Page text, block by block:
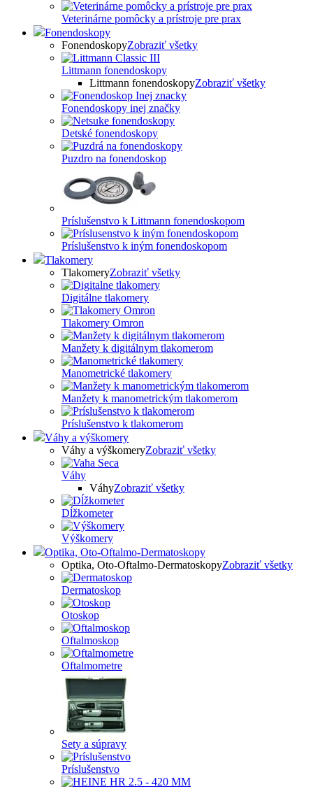
Veterinárne pomôcky a prístroje pre prax
Fonendoskopy
FonendoskopyZobraziť všetky
Littmann fonendoskopy
Littmann fonendoskopyZobraziť všetky
Fonendoskopy inej značky
Detské fonendoskopy
Puzdro na fonendoskop
Príslušenstvo k Littmann fonendoskopom
Príslušenstvo k iným fonendoskopom
Tlakomery
TlakomeryZobraziť všetky
Digitálne tlakomery
Tlakomery Omron
Manžety k digitálnym tlakomerom
Manometrické tlakomery
Manžety k manometrickým tlakomerom
Príslušenstvo k tlakomerom
Váhy a výškomery
Váhy a výškomeryZobraziť všetky
Váhy
VáhyZobraziť všetky
Dĺžkometer
Výškomery
Optika, Oto-Oftalmo-Dermatoskopy
Optika, Oto-Oftalmo-DermatoskopyZobraziť všetky
Dermatoskop
Otoskop
Oftalmoskop
Oftalmometre
Sety a súpravy
Príslušenstvo